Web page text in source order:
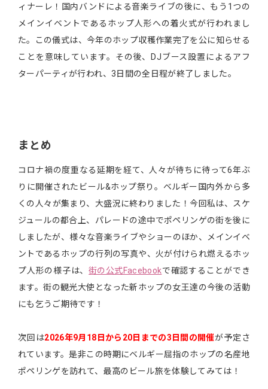
ィナーレ！国内バンドによる音楽ライブの後に、もう1つの
メインイベントであるホップ人形への着火式が行われまし
た。この儀式は、今年のホップ収穫作業完了を公に知らせる
ことを意味しています。その後、DJブース設置によるアフ
ターパーティが行われ、3日間の全日程が終了しました。
まとめ
コロナ禍の度重なる延期を経て、人々が待ちに待って6年ぶ
りに開催されたビール&ホップ祭り。ベルギー国内外から多
くの人々が集まり、大盛況に終わりました！今回私は、スケ
ジュールの都合上、パレードの途中でポペリンゲの街を後に
しましたが、様々な音楽ライブやショーのほか、メインイベ
ントであるホップの行列の写真や、火が付けられ燃えるホッ
プ人形の様子は、街の公式Facebookで確認することができ
ます。街の観光大使となった新ホップの女王達の今後の活動
にも乞うご期待です！
次回は2026年9月18日から20日 までの3日間の開催が予定さ
れています。是非この時期にベルギー屈指のホップの名産地
ポペリンゲを訪れて、最高のビール旅を体験してみては！